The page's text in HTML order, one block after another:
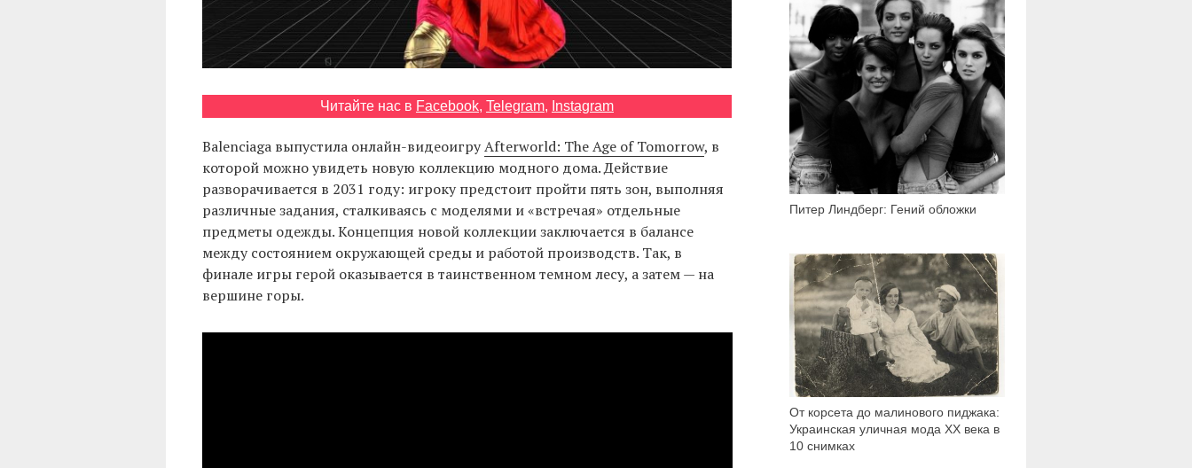
Читайте нас в Facebook, Telegram, Instagram
Balenciaga выпустила онлайн-видеоигруAfterworld: The Age of Tomorrow, в
которой можно увидеть новую коллекцию модного дома. Действие
разворачивается в 2031 году: игроку предстоит пройти пять зон, выполняя
различные задания, сталкиваясь с моделями и «встречая» отдельные
предметы одежды. Концепция новой коллекции заключается в балансе
между состоянием окружающей среды и работой производств. Так, в
финале игры герой оказывается в таинственном темном лесу, а затем — на
вершине горы.
Питер Линдберг: Гений обложки
От корсета до малинового пиджака:
Украинская уличная мода ХХ века в
10 снимках
5 096